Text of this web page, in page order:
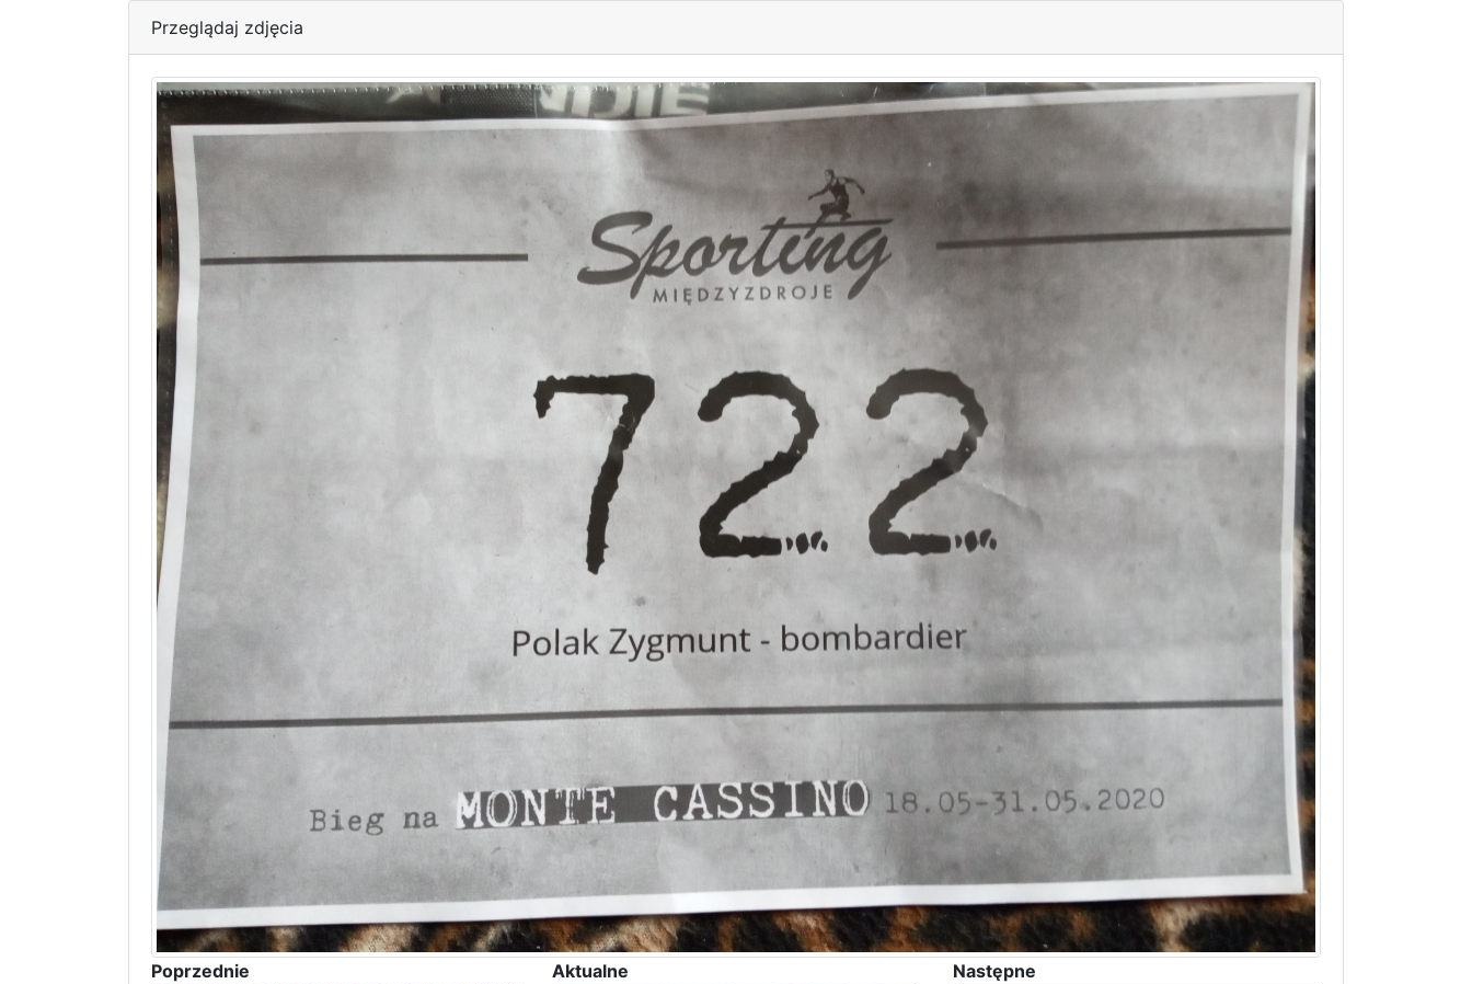
Przeglądaj zdjęcia
Poprzednie Aktualne Następne